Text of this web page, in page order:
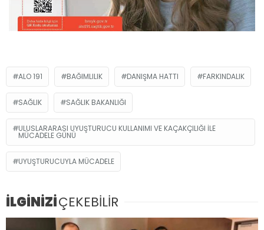
ALO 191 BAĞIMLILIK DANIŞMA HATTI FARKINDALIK
SAĞLIK SAĞLIK BAKANLIĞI
ULUSLARARASI UYUŞTURUCU KULLANIMI VE KAÇAKÇILIĞI ILE
MÜCADELE GÜNÜ
UYUŞTURUCUYLA MÜCADELE
İLGİNİZİÇEKEBİLİR